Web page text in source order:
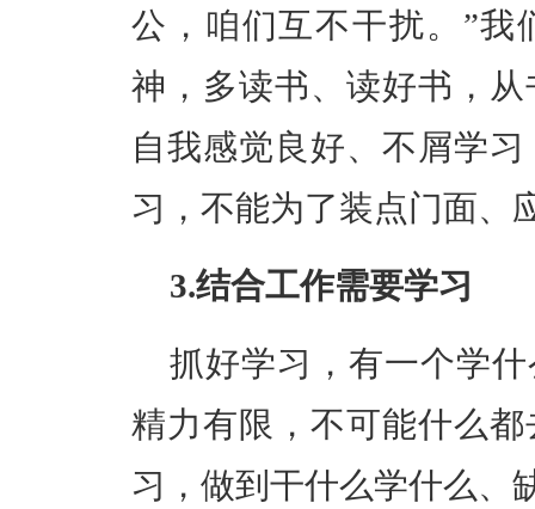
公，咱们互不干扰。”我
神，多读书、读好书，
自我感觉良好、不屑学
习，不能为了装点门面、
3.结合工作需要学习
抓好学习，有一个学
精力有限，不可能什么
习，做到干什么学什么、